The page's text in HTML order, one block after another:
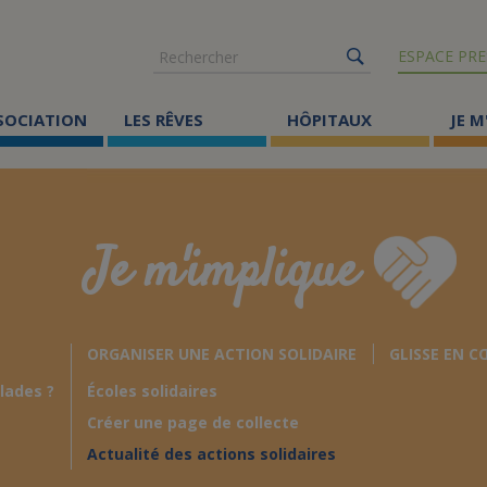
Rechercher
ESPACE
LES RÊVES HÔPITAUX JE
Je m'implique
?
ORGANISER UNE ACTION SOLIDAIRE
Écoles solidaires
Créer une page de collecte
Actualité des actions solidaires
GLISSE EN